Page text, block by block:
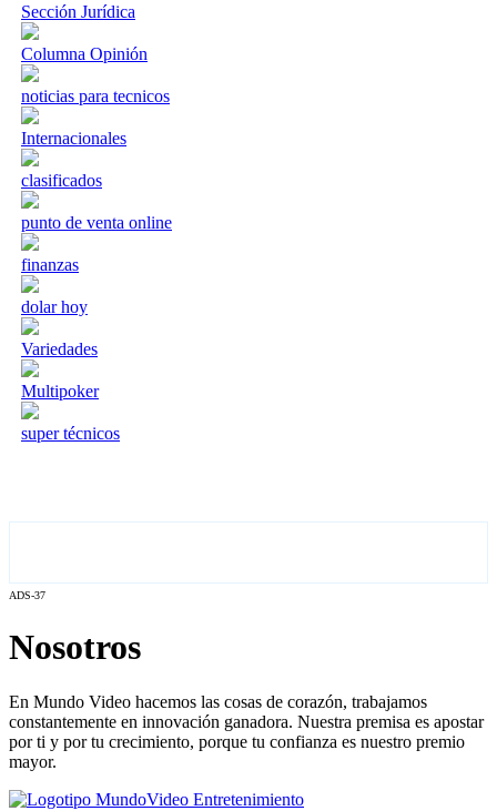
Sección Jurídica
Columna Opinión
noticias para tecnicos
Internacionales
clasificados
punto de venta online
finanzas
dolar hoy
Variedades
Multipoker
super técnicos
ADS-37
Nosotros
En Mundo Video hacemos las cosas de corazón, trabajamos
constantemente en innovación ganadora. Nuestra premisa es apostar
por ti y por tu crecimiento, porque tu confianza es nuestro premio
mayor.